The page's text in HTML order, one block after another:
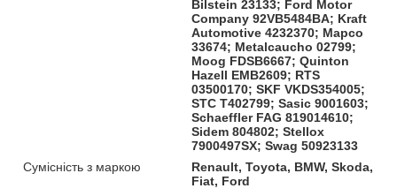
Bilstein 23133; Ford Motor
Company 92VB5484BA; Kraft
Automotive 4232370; Mapco
33674; Metalcaucho 02799;
Moog FDSB6667; Quinton
Hazell EMB2609; RTS
03500170; SKF VKDS354005;
STC T402799; Sasic 9001603;
Schaeffler FAG 819014610;
Sidem 804802; Stellox
7900497SX; Swag 50923133
Сумісність з маркою
Renault, Toyota, BMW, Skoda,
Fiat, Ford